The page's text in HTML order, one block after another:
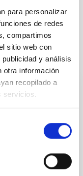
para personalizar
de redes
compartimos
sitio web con
y análisis
otra información
recopilado a
servicios.
Dense
the magnetic
cores and the